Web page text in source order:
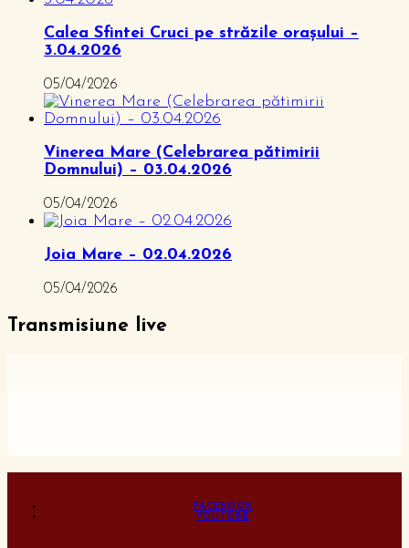
Calea Sfintei Cruci pe străzile orașului –
3.04.2026
05/04/2026
Vinerea Mare (Celebrarea pătimirii
Domnului) – 03.04.2026
05/04/2026
Joia Mare – 02.04.2026
05/04/2026
Transmisiune live
FACEBOOK
YOUTUBE